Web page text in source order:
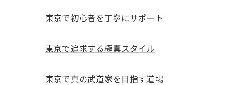
東京で初心者を丁寧にサポート
東京で追求する極真スタイル
東京で真の武道家を目指す道場